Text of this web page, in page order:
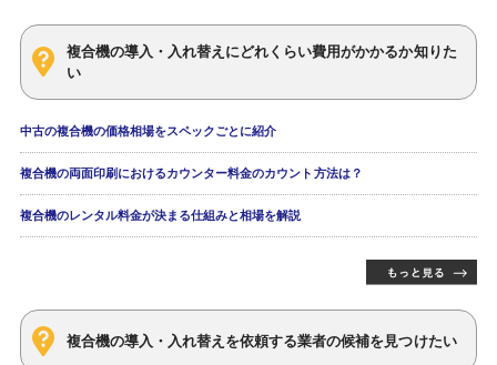
複合機の導入・入れ替えにどれくらい費用がかかるか知りた
い
中古の複合機の価格相場をスペックごとに紹介
複合機の両面印刷におけるカウンター料金のカウント方法は？
複合機のレンタル料金が決まる仕組みと相場を解説
複合機の導入・入れ替えを依頼する業者の候補を見つけたい